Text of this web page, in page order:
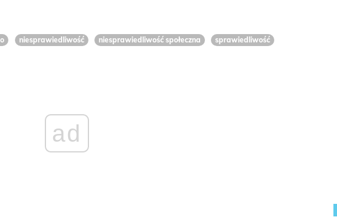
niesprawiedliwość niesprawiedliwość społeczna
sprawiedliwość
ad